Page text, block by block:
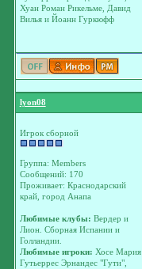
Хуан Роман Рикельме, Давид
Вилья и Йоанн Гуркюфф
lyon08
Игрок сборной
Группа: Members
Сообщений: 170
Проживает: Краснодарский
край, город Анапа
Любимые клубы: Вердер и
Лион. Сборная Испании и
Голландии.
Любимые игроки: Хосе Мария
Гутьеррес Эрнандес "Гути",